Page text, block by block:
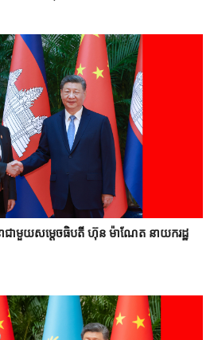
ាមួយសម្តេចធិបតី ហ៊ុន ម៉ាណែត នាយករដ្ឋ